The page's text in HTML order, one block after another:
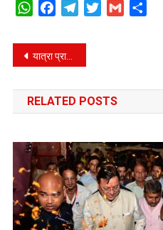
WhatsAppFacebookTelegramTwitterGmail
Post
navigation
यात्रा प्राधिकरण गठित कर आगामी यात्रा की तैयारी में अभी से जुटें अधिकारी- सीएम
RELATED POSTS